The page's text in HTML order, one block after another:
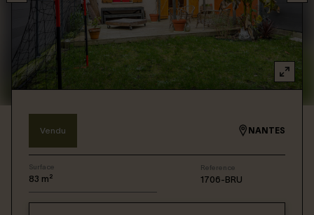
Je vends
Notre agence
Connexion / Inscription
Vendu NANTES
Surface
83 m²
Reference
1706-BRU